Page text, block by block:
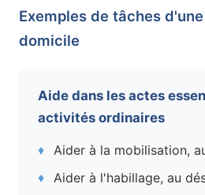
Exemples de tâches
domicile
Aide dans les actes
activités ordinaires
Aider à la mobilisation,
Aider à l'habillage, au